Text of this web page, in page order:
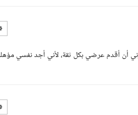
أن أقدم عرضي بكل ثقة، لأني أجد نفسي